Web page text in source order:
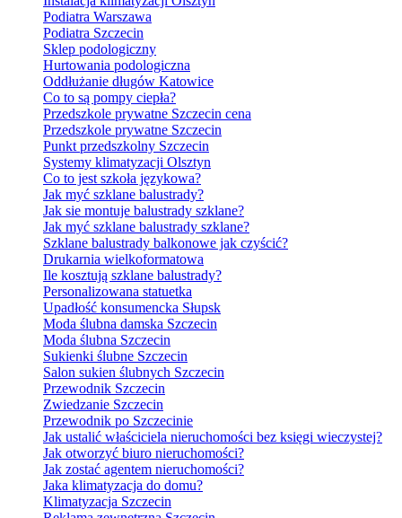
Podiatra Warszawa
Podiatra Szczecin
Sklep podologiczny
Hurtowania podologiczna
Oddłużanie długów Katowice
Co to są pompy ciepła?
Przedszkole prywatne Szczecin cena
Przedszkole prywatne Szczecin
Punkt przedszkolny Szczecin
Systemy klimatyzacji Olsztyn
Co to jest szkoła językowa?
Jak myć szklane balustrady?
Jak sie montuje balustrady szklane?
Jak myć szklane balustrady szklane?
Szklane balustrady balkonowe jak czyścić?
Drukarnia wielkoformatowa
Ile kosztują szklane balustrady?
Personalizowana statuetka
Upadłość konsumencka Słupsk
Moda ślubna damska Szczecin
Moda ślubna Szczecin
Sukienki ślubne Szczecin
Salon sukien ślubnych Szczecin
Przewodnik Szczecin
Zwiedzanie Szczecin
Przewodnik po Szczecinie
Jak ustalić właściciela nieruchomości bez księgi wieczystej?
Jak otworzyć biuro nieruchomości?
Jak zostać agentem nieruchomości?
Jaka klimatyzacja do domu?
Klimatyzacja Szczecin